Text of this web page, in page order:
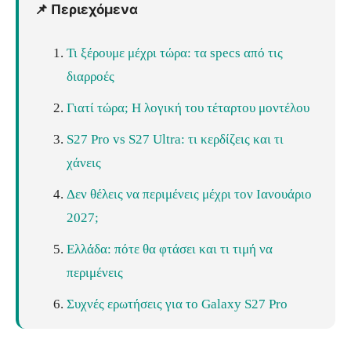
📌 Περιεχόμενα
Τι ξέρουμε μέχρι τώρα: τα specs από τις
διαρροές
Γιατί τώρα; Η λογική του τέταρτου μοντέλου
S27 Pro vs S27 Ultra: τι κερδίζεις και τι
χάνεις
Δεν θέλεις να περιμένεις μέχρι τον Ιανουάριο
2027;
Ελλάδα: πότε θα φτάσει και τι τιμή να
περιμένεις
Συχνές ερωτήσεις για το Galaxy S27 Pro